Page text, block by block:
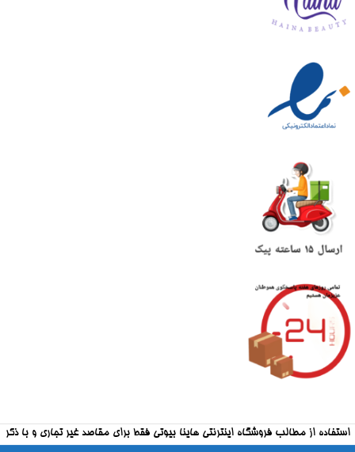
استفاده از مطالب فروشگاه اینترنتی هاینا بیوتی فقط برای مقاصد غیر تجاری و با ذکر